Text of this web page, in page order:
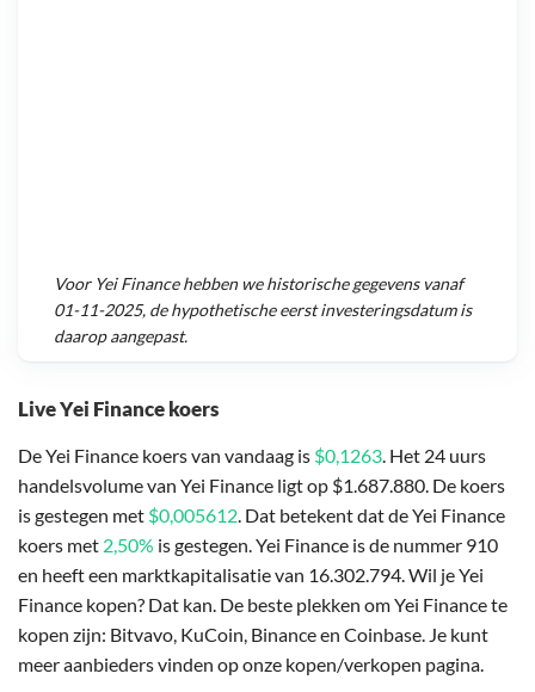
Live Yei Finance koers
De Yei Finance koers van vandaag is $0,1263. Het 24 uurs
handelsvolume van Yei Finance ligt op $1.687.880. De koers
is gestegen met $0,005612. Dat betekent dat de Yei Finance
koers met 2,50% is gestegen. Yei Finance is de nummer 910
en heeft een marktkapitalisatie van 16.302.794. Wil je Yei
Finance kopen? Dat kan. De beste plekken om Yei Finance te
kopen zijn: Bitvavo, KuCoin, Binance en Coinbase. Je kunt
meer aanbieders vinden op onze kopen/verkopen pagina.
Voor Yei Financehebben we historische gegevens vanaf
01-11-2025, de hypothetische eerst investeringsdatum is
daarop aangepast.